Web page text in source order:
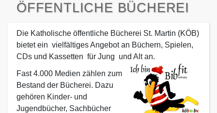
ÖFFENTLICHE BÜCHEREI
Die Katholische öffentliche Bücherei St. Martin (KÖB)
bietet ein vielfältiges Angebot an Büchern, Spielen,
CDs und Kassetten für Jung und Alt an.
Fast 4.000 Medien zählen zum
Bestand der Bücherei. Dazu
gehören Kinder- und
Jugendbücher, Sachbücher